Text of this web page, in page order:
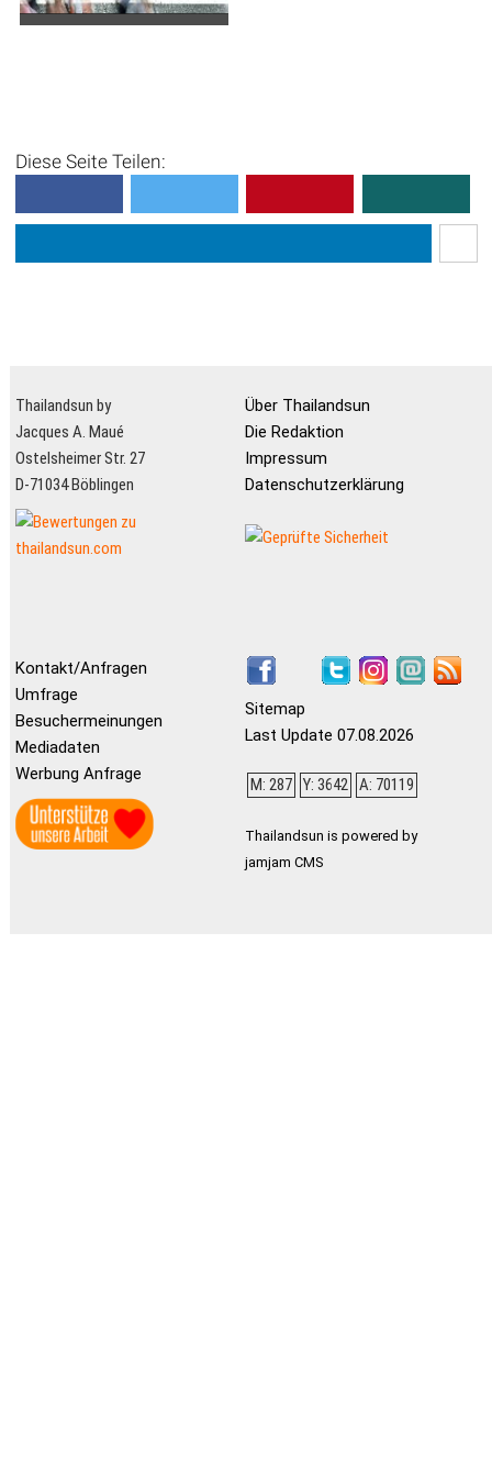
Überraschungsei – man
weiß nie, was man
Diese Seite Teilen:
Thailandsun by
Jacques A. Maué
Ostelsheimer Str. 27
D-71034 Böblingen
Über Thailandsun
Die Redaktion
Impressum
Datenschutzerklärung
Kontakt/Anfragen
Umfrage
Besuchermeinungen
Mediadaten
Werbung Anfrage
Sitemap
Last Update 07.08.2026
M: 287 Y: 3642 A: 70119
Thailandsun is powered by
jamjam CMS